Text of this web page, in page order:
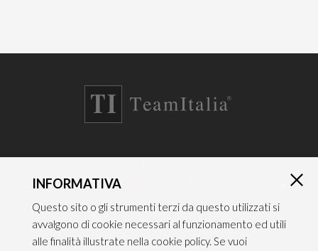
TEAM ITALIA S.R.L.
Caselle di Sommacampagna
37066 VERONA — ITALY
INFORMATIVA
Questo sito o gli strumenti terzi da questo utilizzati si
avvalgono di cookie necessari al funzionamento ed utili
alle finalità illustrate nella cookie policy. Se vuoi